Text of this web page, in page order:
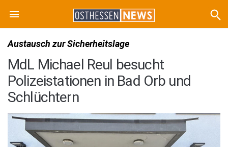
Austausch zur Sicherheitslage
MdL Michael Reul besucht
Polizeistationen in Bad Orb und
Schlüchtern